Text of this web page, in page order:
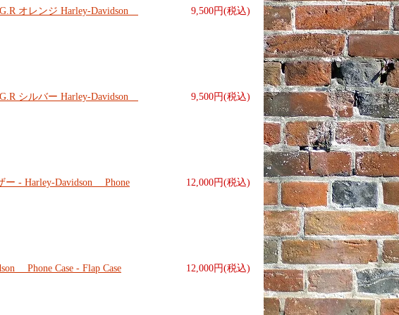
9,500円(税込)
オレンジ Harley-Davidson
9,500円(税込)
シルバー Harley-Davidson
12,000円(税込)
ー - Harley-Davidson Phone
12,000円(税込)
Phone Case - Flap Case